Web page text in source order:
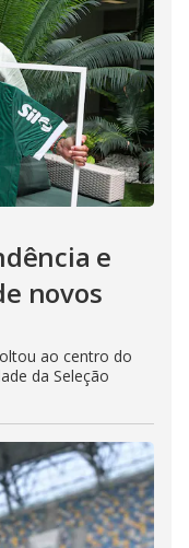
e
novos
ao centro do
da Seleção